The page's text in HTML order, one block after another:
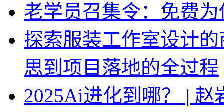
老学员召集令：免费
探索服装工作室设计
思到项目落地的全过程
2025Ai进化到哪？ |